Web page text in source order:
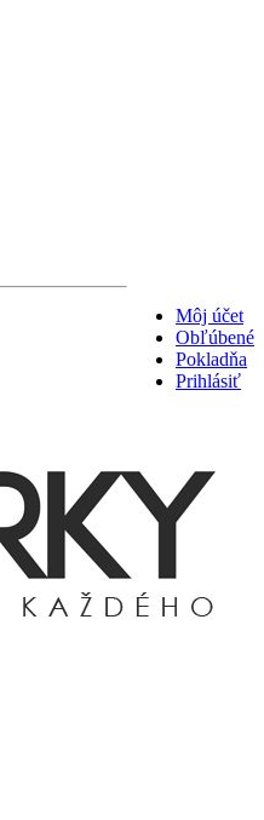
Môj účet
Obľúbené
Pokladňa
Prihlásiť